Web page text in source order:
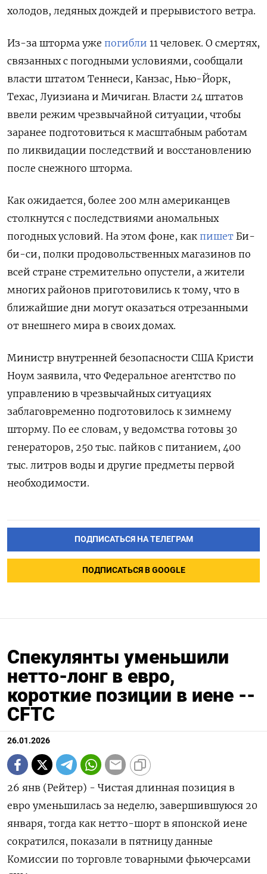
холодов, ледяных дождей и прерывистого ветра.
Из-за шторма уже погибли 11 человек. О смертях,
связанных с погодными условиями, сообщали
власти штатом Теннеси, Канзас, Нью-Йорк,
Техас, Луизиана и Мичиган. Власти 24 штатов
ввели режим чрезвычайной ситуации, чтобы
заранее подготовиться к масштабным работам
по ликвидации последствий и восстановлению
после снежного шторма.
Как ожидается, более 200 млн американцев
столкнутся с последствиями аномальных
погодных условий. На этом фоне, как пишет Би-
би-си, полки продовольственных магазинов по
всей стране стремительно опустели, а жители
многих районов приготовились к тому, что в
ближайшие дни могут оказаться отрезанными
от внешнего мира в своих домах.
Министр внутренней безопасности США Кристи
Ноум заявила, что Федеральное агентство по
управлению в чрезвычайных ситуациях
заблаговременно подготовилось к зимнему
шторму. По ее словам, у ведомства готовы 30
генераторов, 250 тыс. пайков с питанием, 400
тыс. литров воды и другие предметы первой
необходимости.
ПОДПИСАТЬСЯ НА ТЕЛЕГРАМ
ПОДПИСАТЬСЯ В GOOGLE
Спекулянты уменьшили
нетто-лонг в евро,
короткие позиции в иене --
CFTC
26.01.2026
26 янв (Рейтер) - Чистая длинная позиция в
евро уменьшилась за ⁠неделю, завершившуюся 20
января, тогда как нетто-шорт в ⁠японской иене ​
сократился, показали ⁠в пятницу данные
Комиссии по торговле ⁠товарными фьючерсами